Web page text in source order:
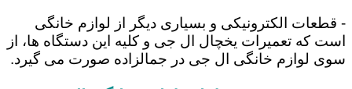
- قطعات الکترونیکی و بسیاری دیگر از لوازم خانگی
است که تعمیرات یخچال ال جی و کلیه این دستگاه ها، از
سوی لوازم خانگی ال جی در جمالزاده صورت می گیرد.